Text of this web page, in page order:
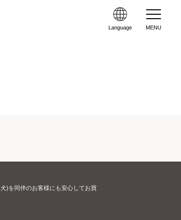
Language MENU
)を同伴のお客様にも安心してお買